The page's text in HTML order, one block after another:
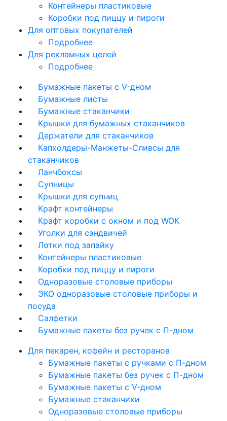
Контейнеры пластиковые
Коробки под пиццу и пироги
Для оптовых покупателей
Подробнее
Для рекламных целей
Подробнее
Бумажные пакеты с V-дном
Бумажные листы
Бумажные стаканчики
Крышки для бумажных стаканчиков
Держатели для стаканчиков
Капхолдеры-Манжеты-Сливсы для
стаканчиков
Ланчбоксы
Супницы
Крышки для супниц
Крафт контейнеры
Крафт коробки с окном и под WOK
Уголки для сэндвичей
Лотки под запайку
Контейнеры пластиковые
Коробки под пиццу и пироги
Одноразовые столовые приборы
ЭКО одноразовые столовые приборы и
посуда
Салфетки
Бумажные пакеты без ручек с П-дном
Для пекарен, кофейн и ресторанов
Бумажные пакеты с ручками с П-дном
Бумажные пакеты без ручек с П-дном
Бумажные пакеты с V-дном
Бумажные стаканчики
Одноразовые столовые приборы